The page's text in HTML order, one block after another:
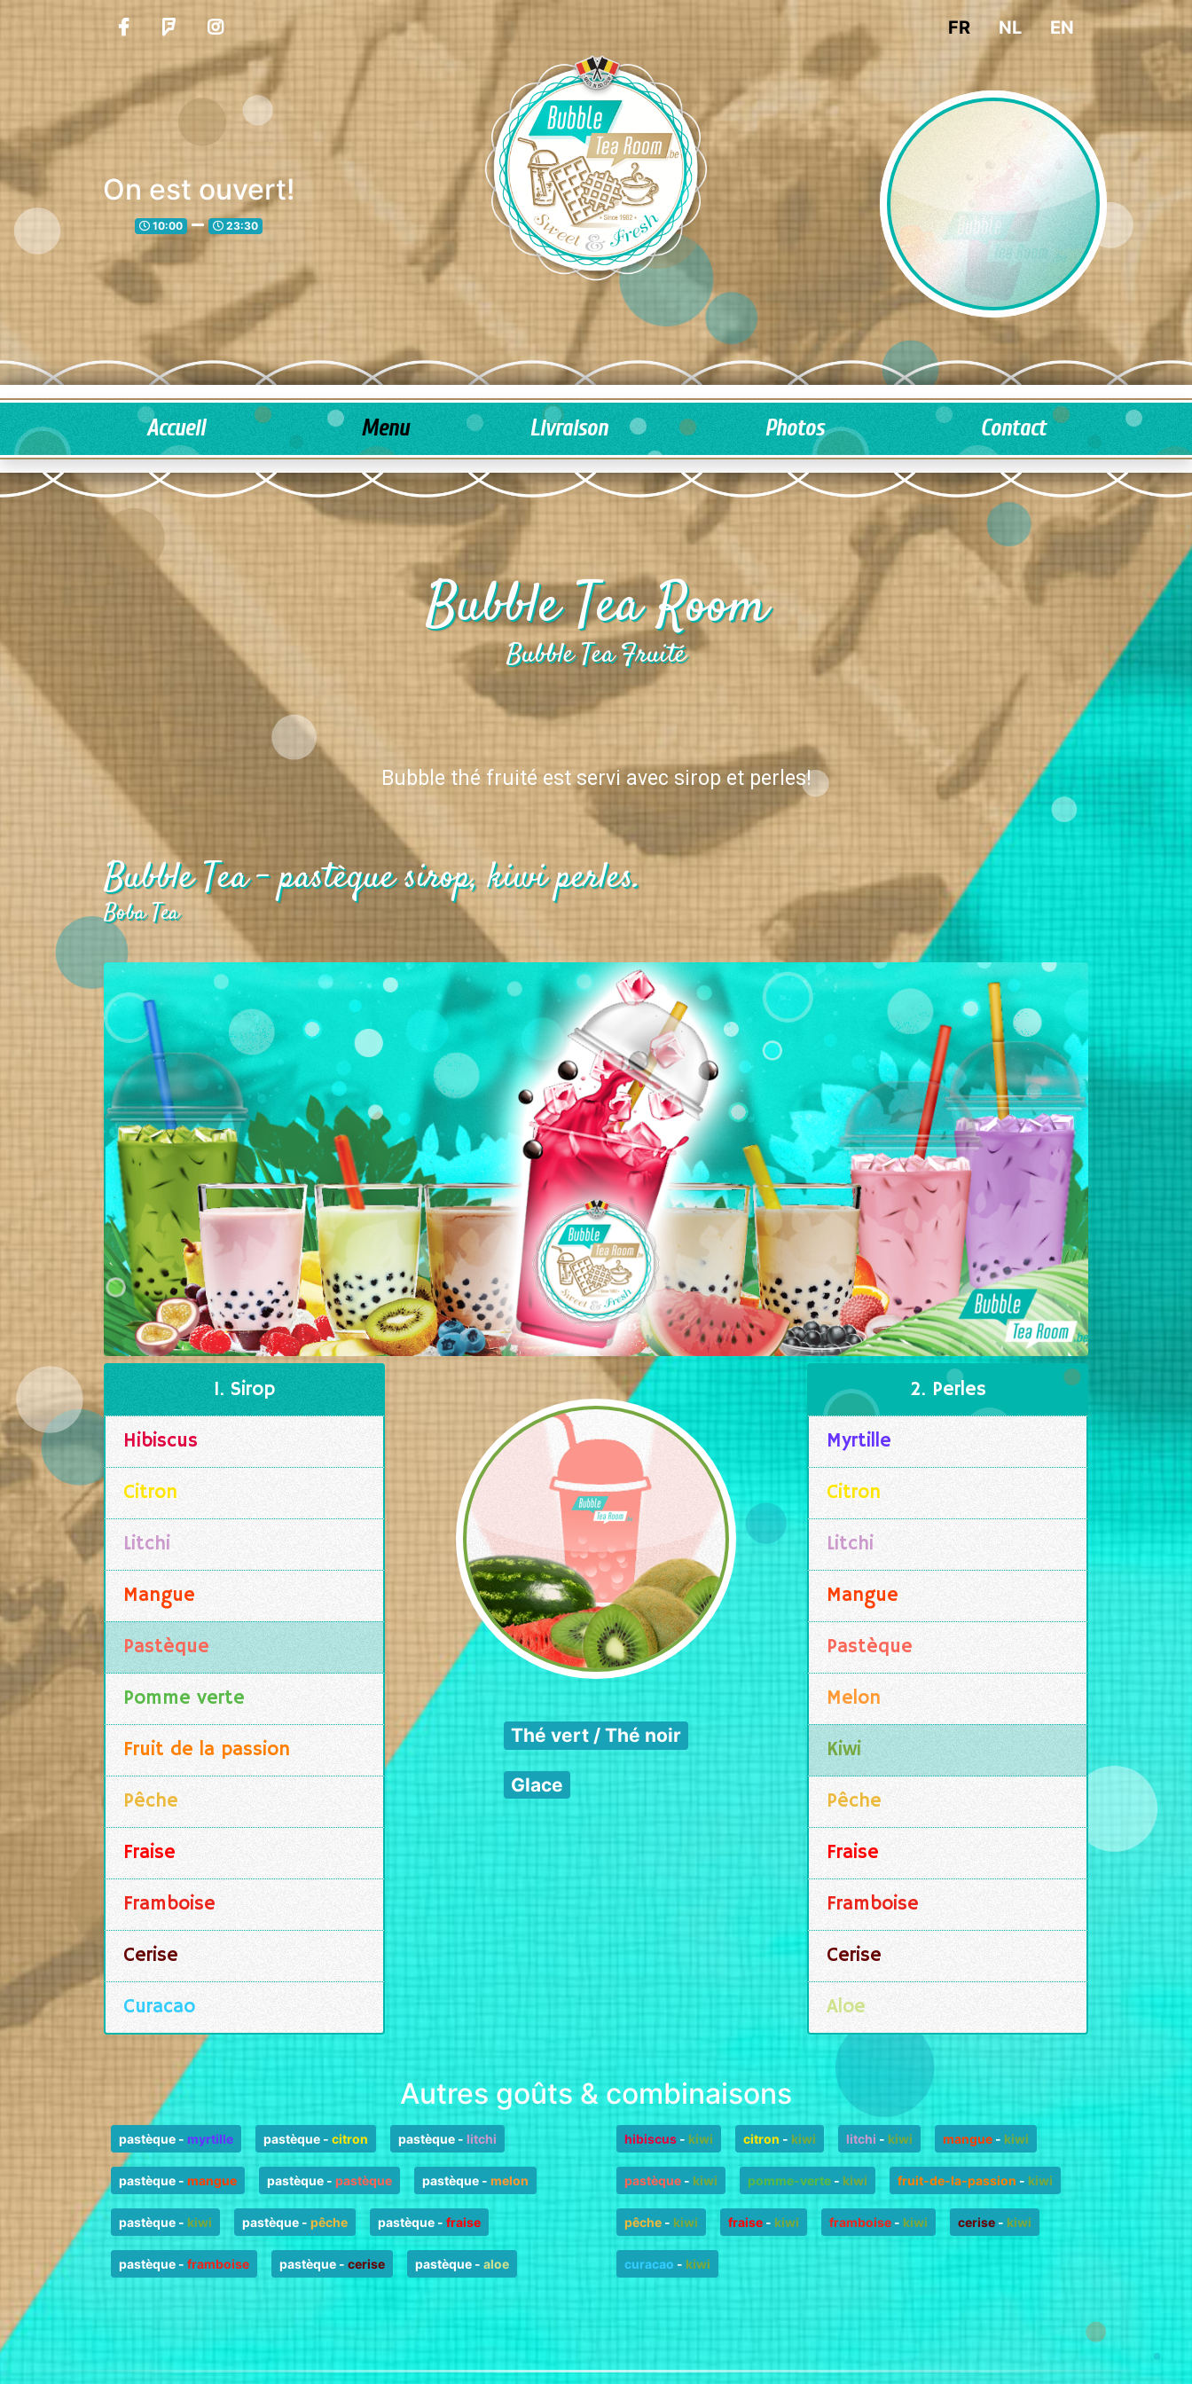
FR NL EN
On est ouvert!
10:00 23:30
Accueil Menu Livraison Photos Contact
Bubble Tea Room
Bubble Tea Fruité
Bubble thé fruité est servi avec sirop et perles!
Bubble Tea - pastèque sirop, kiwi perles.
Boba Tea
1. Sirop
Hibiscus
Citron
Litchi
Mangue
Pastèque
Pomme verte
Fruit de la passion
Pêche
Fraise
Framboise
Cerise
Curacao
Thé vert / Thé noir
Glace
2. Perles
Myrtille
Citron
Litchi
Mangue
Pastèque
Melon
Kiwi
Pêche
Fraise
Framboise
Cerise
Aloe
Autres goûts & combinaisons
pastèque - myrtille pastèque - citron pastèque - litchi
pastèque - mangue pastèque - pastèque pastèque - melon
pastèque - kiwi pastèque - pêche pastèque - fraise
pastèque - framboise pastèque - cerise pastèque - aloe
hibiscus - kiwi citron - kiwi litchi - kiwi mangue - kiwi
pastèque - kiwi pomme-verte - kiwi fruit-de-la-passion - kiwi
pêche - kiwi fraise - kiwi framboise - kiwi cerise - kiwi
curacao - kiwi